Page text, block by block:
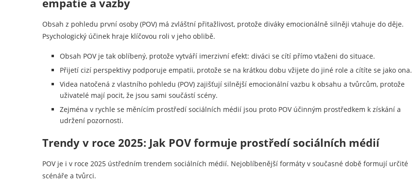
Obsah z pohledu první osoby (POV) má zvláštní přitažlivost, protože diváky emocionálně silněji vtahuje do děje.
Psychologický účinek hraje klíčovou roli v jeho oblibě.
Obsah POV je tak oblíbený, protože vytváří imerzivní efekt: diváci se cítí přímo vtaženi do situace.
Přijetí cizí perspektivy podporuje empatii, protože se na krátkou dobu vžijete do jiné role a cítíte se jako ona.
Videa natočená z vlastního pohledu (POV) zajišťují silnější emocionální vazbu k obsahu a tvůrcům, protože
uživatelé mají pocit, že jsou sami součástí scény.
Zejména v rychle se měnícím prostředí sociálních médií jsou proto POV účinným prostředkem k získání a
udržení pozornosti.
Trendy v roce 2025: Jak POV formuje prostředí sociálních médií
POV je i v roce 2025 ústředním trendem sociálních médií. Nejoblíbenější formáty v současné době formují určité
scénáře a tvůrci.